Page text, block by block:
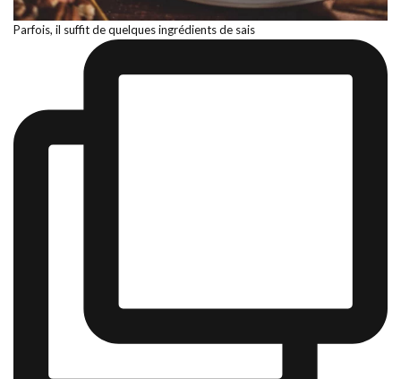
Parfois, il suffit de quelques ingrédients de sais